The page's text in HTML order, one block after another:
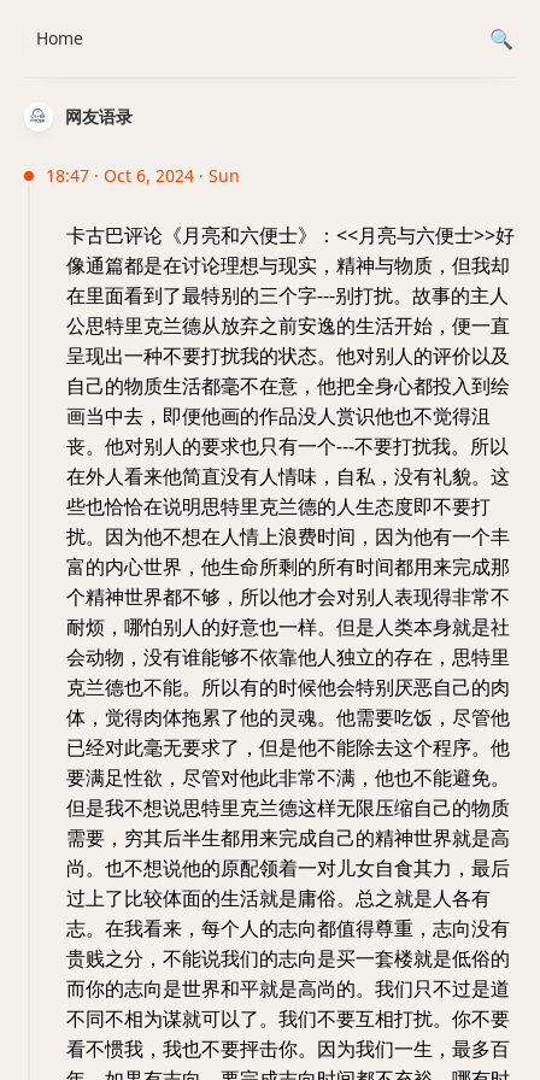
网友语录
18:47 · Oct 6, 2024 · Sun
卡古巴评论《月亮和六便士》：<<月亮与六便士>>好
像通篇都是在讨论理想与现实，精神与物质，但我却
在里面看到了最特别的三个字---别打扰。故事的主人
公思特里克兰德从放弃之前安逸的生活开始，便一直
呈现出一种不要打扰我的状态。他对别人的评价以及
自己的物质生活都毫不在意，他把全身心都投入到绘
画当中去，即便他画的作品没人赏识他也不觉得沮
丧。他对别人的要求也只有一个---不要打扰我。所以
在外人看来他简直没有人情味，自私，没有礼貌。这
些也恰恰在说明思特里克兰德的人生态度即不要打
扰。因为他不想在人情上浪费时间，因为他有一个丰
富的内心世界，他生命所剩的所有时间都用来完成那
个精神世界都不够，所以他才会对别人表现得非常不
耐烦，哪怕别人的好意也一样。但是人类本身就是社
会动物，没有谁能够不依靠他人独立的存在，思特里
克兰德也不能。所以有的时候他会特别厌恶自己的肉
体，觉得肉体拖累了他的灵魂。他需要吃饭，尽管他
已经对此毫无要求了，但是他不能除去这个程序。他
要满足性欲，尽管对他此非常不满，他也不能避免。
但是我不想说思特里克兰德这样无限压缩自己的物质
需要，穷其后半生都用来完成自己的精神世界就是高
尚。也不想说他的原配领着一对儿女自食其力，最后
过上了比较体面的生活就是庸俗。总之就是人各有
志。在我看来，每个人的志向都值得尊重，志向没有
贵贱之分，不能说我们的志向是买一套楼就是低俗的
而你的志向是世界和平就是高尚的。我们只不过是道
不同不相为谋就可以了。我们不要互相打扰。你不要
看不惯我，我也不要抨击你。因为我们一生，最多百
Home